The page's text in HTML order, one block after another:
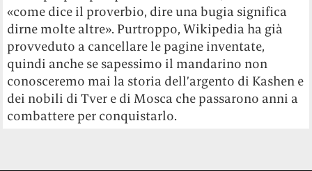
«come dice il proverbio, dire una bugia significa
dirne molte altre». Purtroppo, Wikipedia ha già
provveduto a cancellare le pagine inventate,
quindi anche se sapessimo il mandarino non
conosceremo mai la storia dell’argento di Kashen e
dei nobili di Tver e di Mosca che passarono anni a
combattere per conquistarlo.